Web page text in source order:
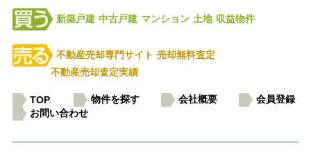
新築戸建 中古戸建 マンション 土地 収益物件
不動産売却専門サイト 売却無料査定
不動産売却査定実績
TOP 物件を探す 会社概要
会員登録
お問い合わせ